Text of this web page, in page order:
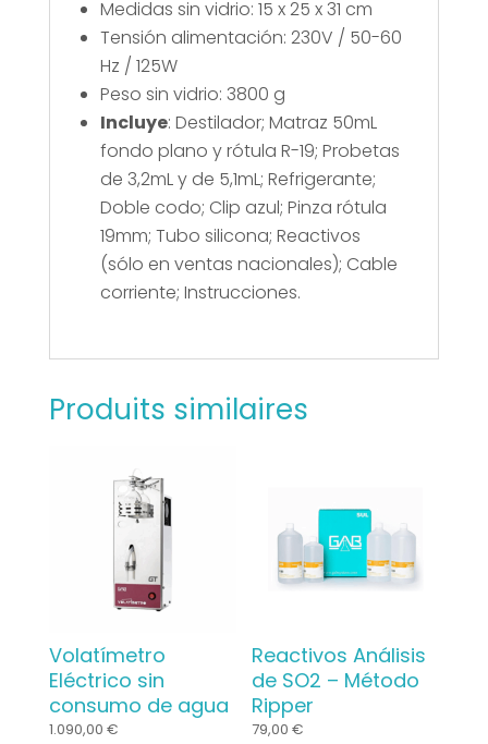
Medidas sin vidrio: 15 x 25 x 31 cm
Tensión alimentación: 230V / 50-60
Hz / 125W
Peso sin vidrio: 3800 g
Incluye: Destilador; Matraz 50mL
fondo plano y rótula R-19; Probetas
de 3,2mL y de 5,1mL; Refrigerante;
Doble codo; Clip azul; Pinza rótula
19mm; Tubo silicona; Reactivos
(sólo en ventas nacionales); Cable
corriente; Instrucciones.
Produits similaires
Volatímetro
Eléctrico sin
consumo de agua
1.090,00 €
Reactivos Análisis
de SO2 – Método
Ripper
79,00€